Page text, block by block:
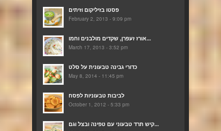
פסטו בזיליקום וזיתים
February 2, 2013 - 9:09 pm
אורז זעפרן, שקדים מולבנים וחמו...
March 17, 2013 - 3:52 pm
כדורי גבינה טבעונית על סלט
May 8, 2014 - 11:45 pm
לביבות טבעוניות לפסח
October 1, 2012 - 5:33 pm
קיש תרד טבעוני עם טפינה ובצל וגם...